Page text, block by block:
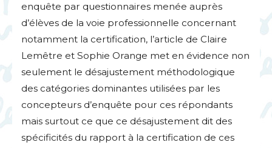
enquête par questionnaires menée auprès
d’élèves de la voie professionnelle concernant
notamment la certification, l’article de Claire
Lemêtre et Sophie Orange met en évidence non
seulement le désajustement méthodologique
des catégories dominantes utilisées par les
concepteurs d’enquête pour ces répondants
mais surtout ce que ce désajustement dit des
spécificités du rapport à la certification de ces